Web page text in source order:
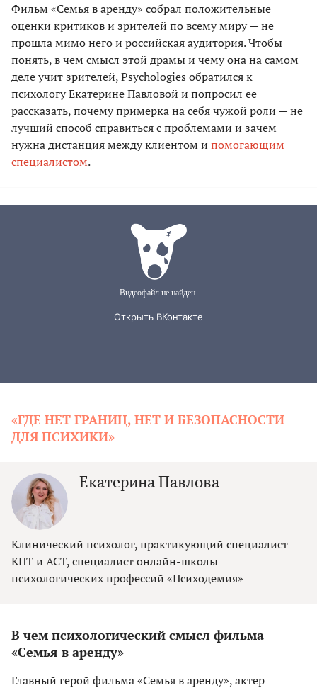
Фильм «Семья в аренду» собрал положительные
оценки критиков и зрителей по всему миру — не
прошла мимо него и российская аудитория. Чтобы
понять, в чем смысл этой драмы и чему она на самом
деле учит зрителей, Psychologies обратился к
психологу Екатерине Павловой и попросил ее
рассказать, почему примерка на себя чужой роли — не
лучший способ справиться с проблемами и зачем
нужна дистанция между клиентом и помогающим
специалистом.
«ГДЕ НЕТ ГРАНИЦ, НЕТ И БЕЗОПАСНОСТИ
ДЛЯ ПСИХИКИ»
Екатерина Павлова
Клинический психолог, практикующий специалист
КПТ и ACT, специалист онлайн-школы
психологических профессий «Психодемия»
В чем психологический смысл фильма
«Семья в аренду»
Главный герой фильма «Семья в аренду», актер